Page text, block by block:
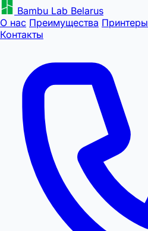
Bambu Lab Belarus
О нас Преимущества Принтеры
Контакты